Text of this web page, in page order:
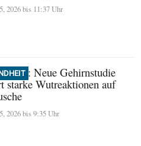
2026 bis 11:37 Uhr
Neue Gehirnstudie
starke Wutreaktionen auf
2026 bis 9:35 Uhr